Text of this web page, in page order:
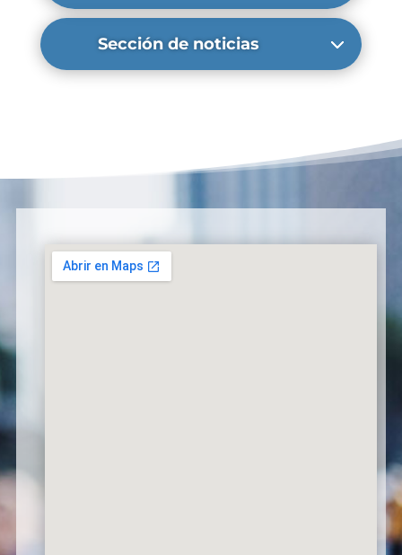
Sección de noticias